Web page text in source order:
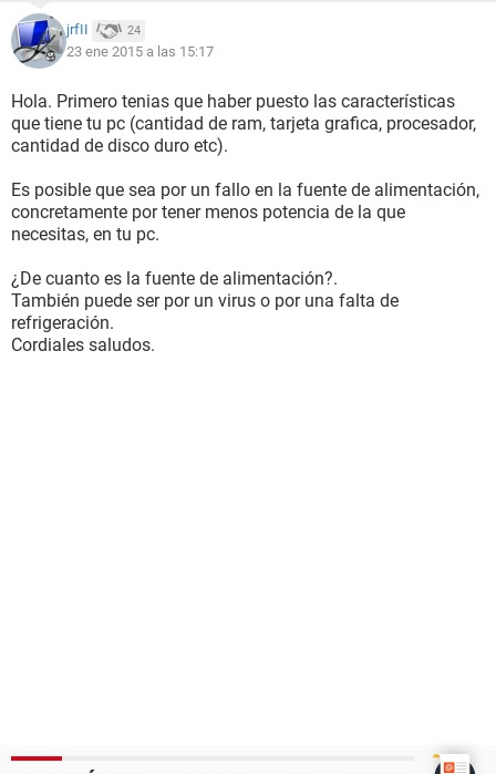
jrfII 24
23 ene 2015 a las 15:17
Hola. Primero tenias que haber puesto las características
que tiene tu pc (cantidad de ram, tarjeta grafica, procesador,
cantidad de disco duro etc).
Es posible que sea por un fallo en la fuente de alimentación,
concretamente por tener menos potencia de la que
necesitas, en tu pc.
¿De cuanto es la fuente de alimentación?.
También puede ser por un virus o por una falta de
refrigeración.
Cordiales saludos.